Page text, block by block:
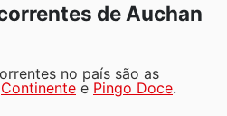
de Auchan
no país são as
Continente e Pingo Doce.